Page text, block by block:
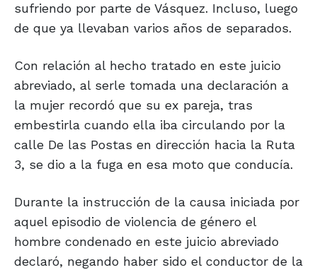
sufriendo por parte de Vásquez. Incluso, luego
de que ya llevaban varios años de separados.
Con relación al hecho tratado en este juicio
abreviado, al serle tomada una declaración a
la mujer recordó que su ex pareja, tras
embestirla cuando ella iba circulando por la
calle De las Postas en dirección hacia la Ruta
3, se dio a la fuga en esa moto que conducía.
Durante la instrucción de la causa iniciada por
aquel episodio de violencia de género el
hombre condenado en este juicio abreviado
declaró, negando haber sido el conductor de la